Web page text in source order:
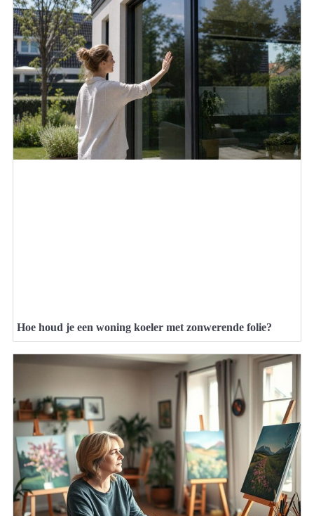
Hoe houd je een woning koeler met zonwerende folie?